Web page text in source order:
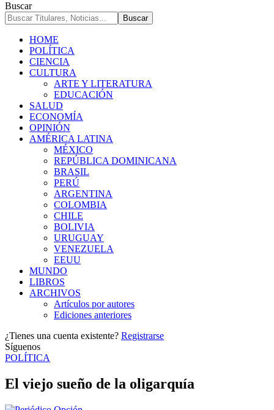
Buscar
HOME
POLÍTICA
CIENCIA
CULTURA
ARTE Y LITERATURA
EDUCACIÓN
SALUD
ECONOMÍA
OPINIÓN
AMÉRICA LATINA
MÉXICO
REPÚBLICA DOMINICANA
BRASIL
PERÚ
ARGENTINA
COLOMBIA
CHILE
BOLIVIA
URUGUAY
VENEZUELA
EEUU
MUNDO
LIBROS
ARCHIVOS
Artículos por autores
Ediciones anteriores
¿Tienes una cuenta existente? Registrarse
Síguenos
POLÍTICA
El viejo sueño de la oligarquía